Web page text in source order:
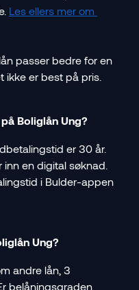
Les ellers mer om
passer bedre for en
ikke er best på pris.
Boliglån Ung?
er 30 år.
en digital søknad.
i Bulder-appen
Ung?
andre lån, 3
belåningsgraden